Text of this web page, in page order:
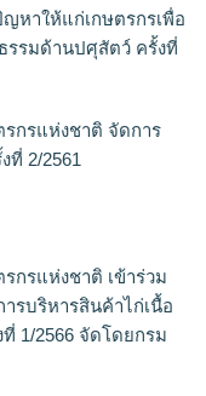
หาให้แก่เกษตรกรเพื่อ
รรมด้านปศุสัตว์ ครั้งที่
รกรแห่งชาติ จัดการ
ที่ 2/2561
กรแห่งชาติ เข้าร่วม
รบริหารสินค้าไก่เนื้อ
1/2566 จัดโดยกรม